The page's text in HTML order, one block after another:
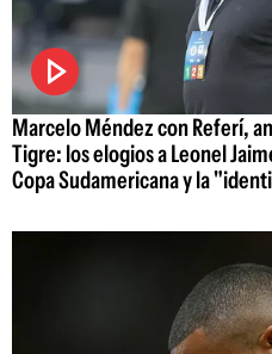
Marcelo Méndez con Referí,
Tigre: los elogios a Leonel
Copa Sudamericana y la